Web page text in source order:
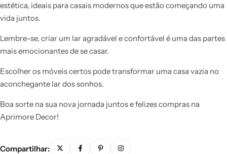
estética, ideais para casais modernos que estão começando uma
vida juntos.
Lembre-se, criar um lar agradável e confortável é uma das partes
mais emocionantes de se casar.
Escolher os móveis certos pode transformar uma casa vazia no
aconchegante lar dos sonhos.
Boa sorte na sua nova jornada juntos e felizes compras na
Aprimore Decor!
Compartilhar: